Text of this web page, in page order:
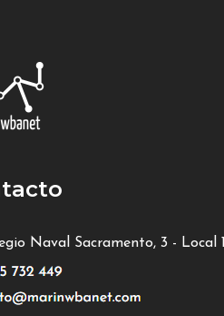
Naval Sacramento, 3 - Local 1